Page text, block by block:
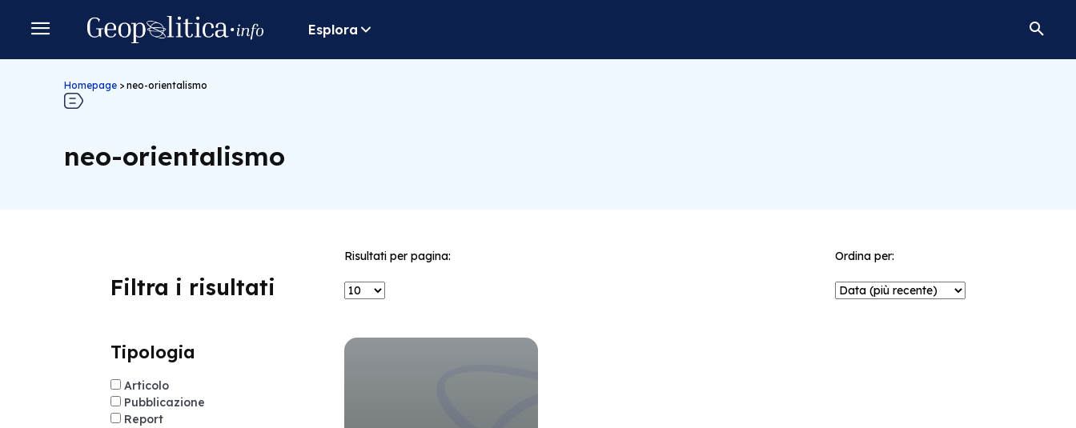
Esplora
Homepage > neo-orientalismo
neo-orientalismo
Filtra i risultati
Tipologia
Articolo
Pubblicazione
Report
Risultati per pagina: Ordina per: